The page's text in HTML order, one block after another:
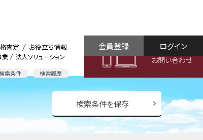
業 法人ソリューション
索条件 検索履歴
査定 お役立ち情報
お問い合わせ
ログイン
会員登録
検索条件を保存